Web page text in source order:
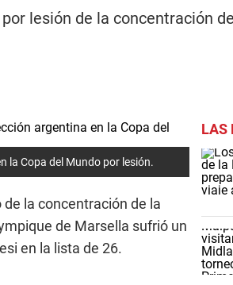
lesión de la concentración
la Copa del Mundo por lesión.
la concentración de la
de Marsella sufrió un
en la lista de 26.
LAS